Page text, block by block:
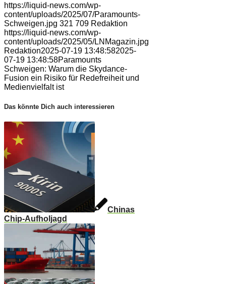
https://liquid-news.com/wp-
content/uploads/2025/07/Paramounts-
Schweigen.jpg 321 709 Redaktion
https://liquid-news.com/wp-
content/uploads/2025/05/LNMagazin.jpg
Redaktion2025-07-19 13:48:582025-
07-19 13:48:58Paramounts
Schweigen: Warum die Skydance-
Fusion ein Risiko für Redefreiheit und
Medienvielfalt ist
Das könnte Dich auch interessieren
Chinas
Chip-Aufholjagd